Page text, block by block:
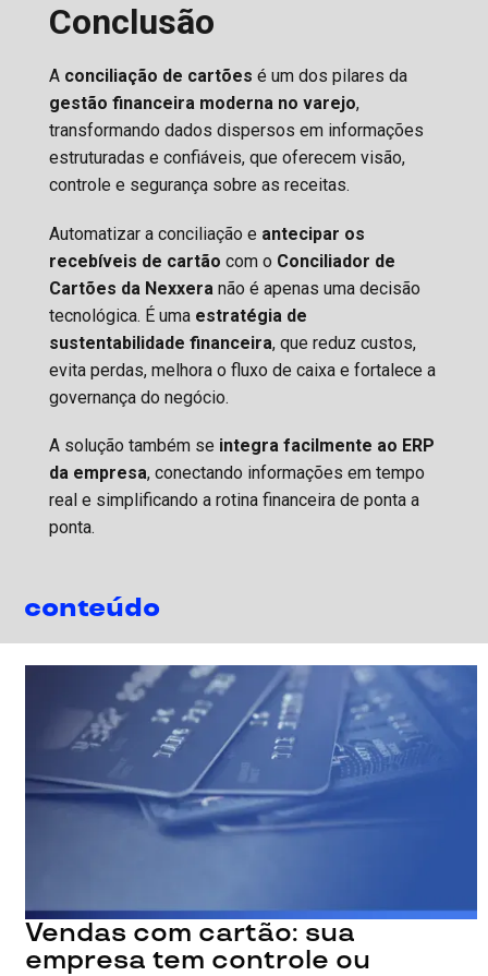
Conclusão
A conciliação de cartões é um dos pilares da
gestão financeira moderna no varejo,
transformando dados dispersos em informações
estruturadas e confiáveis, que oferecem visão,
controle e segurança sobre as receitas.
Automatizar a conciliação e antecipar os
recebíveis de cartão com o Conciliador de
Cartões da Nexxera não é apenas uma decisão
tecnológica. É uma estratégia de
sustentabilidade financeira, que reduz custos,
evita perdas, melhora o fluxo de caixa e fortalece a
governança do negócio.
A solução também se integra facilmente ao ERP
da empresa, conectando informações em tempo
real e simplificando a rotina financeira de ponta a
ponta.
conteúdo
Vendas com cartão: sua
empresa tem controle ou